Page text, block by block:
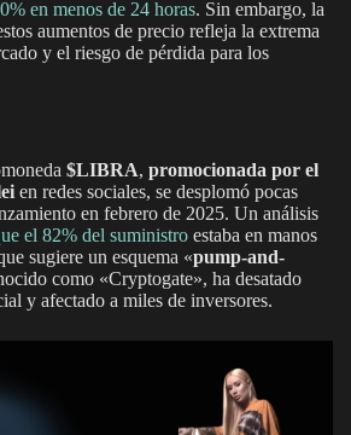
en menos de 24 horas. Sin embargo, la
aumentos de precio refleja la extrema
y el riesgo de pérdida para los
$LIBRA, promocionada por el
en redes sociales, se desplomó pocas
en febrero de 2025. Un análisis
el 82% del suministro estaba en manos
sugiere un esquema «pump-and-
como «Cryptogate», ha desatado
y afectado a miles de inversores.